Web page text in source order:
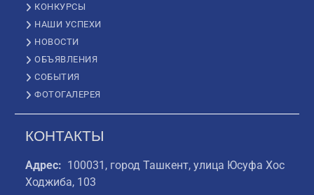
КОНКУРСЫ
НАШИ УСПЕХИ
НОВОСТИ
ОБЪЯВЛЕНИЯ
СОБЫТИЯ
ФОТОГАЛЕРЕЯ
КОНТАКТЫ
Адрес: 100031, город Ташкент, улица Юсуфа Хос
Ходжиба, 103